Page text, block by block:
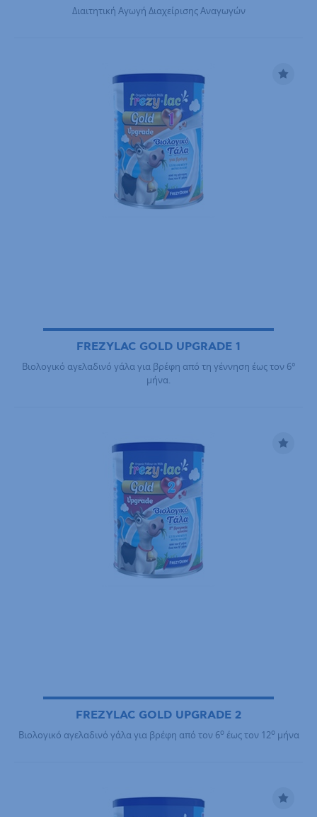
Διαιτητική Αγωγή Διαχείρισης Αναγωγών
FREZYLAC GOLD UPGRADE 1
Βιολογικό αγελαδινό γάλα για βρέφη από τη γέννηση έως τον 6°
μήνα.
FREZYLAC GOLD UPGRADE 2
Βιολογικό αγελαδινό γάλα για βρέφη από τον 6οέως τον 12ομήνα